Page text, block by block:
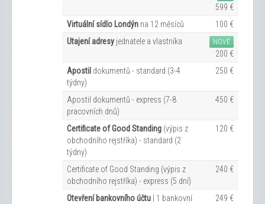
599 €
Virtuální sídlo Londýn na 12 měsíců
100 €
Utajení adresy jednatele a vlastníka NOVÉ
200 €
Apostil dokumentů - standard (3-4
týdny)
250 €
Apostil dokumentů - express (7-8
pracovních dnů)
450 €
Certificate of Good Standing (výpis z
obchodního rejstříka) - standard (2
týdny)
120 €
Certificate of Good Standing (výpis z
obchodního rejstříka) - express (5 dní)
240 €
Otevření bankovního účtu | 1 bankovní
249 €